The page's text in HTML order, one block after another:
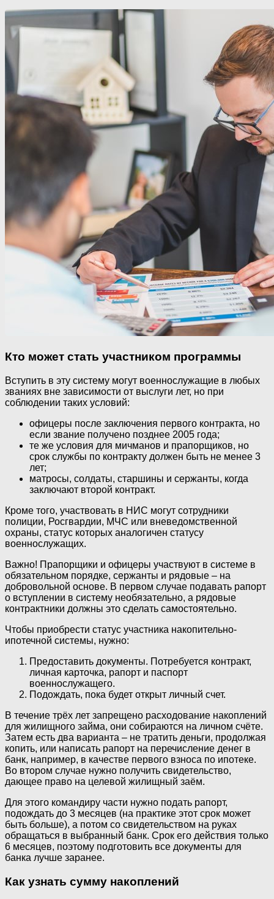
Кто может стать участником программы
Вступить в эту систему могут военнослужащие в любых
званиях вне зависимости от выслуги лет, но при
соблюдении таких условий:
офицеры после заключения первого контракта, но
если звание получено позднее 2005 года;
те же условия для мичманов и прапорщиков, но
срок службы по контракту должен быть не менее 3
лет;
матросы, солдаты, старшины и сержанты, когда
заключают второй контракт.
Кроме того, участвовать в НИС могут сотрудники
полиции, Росгвардии, МЧС или вневедомственной
охраны, статус которых аналогичен статусу
военнослужащих.
Важно! Прапорщики и офицеры участвуют в системе в
обязательном порядке, сержанты и рядовые – на
добровольной основе. В первом случае подавать рапорт
о вступлении в систему необязательно, а рядовые
контрактники должны это сделать самостоятельно.
Чтобы приобрести статус участника накопительно-
ипотечной системы, нужно:
Предоставить документы. Потребуется контракт,
личная карточка, рапорт и паспорт
военнослужащего.
Подождать, пока будет открыт личный счет.
В течение трёх лет запрещено расходование накоплений
для жилищного займа, они собираются на личном счёте.
Затем есть два варианта – не тратить деньги, продолжая
копить, или написать рапорт на перечисление денег в
банк, например, в качестве первого взноса по ипотеке.
Во втором случае нужно получить свидетельство,
дающее право на целевой жилищный заём.
Для этого командиру части нужно подать рапорт,
подождать до 3 месяцев (на практике этот срок может
быть больше), а потом со свидетельством на руках
обращаться в выбранный банк. Срок его действия только
6 месяцев, поэтому подготовить все документы для
банка лучше заранее.
Как узнать сумму накоплений